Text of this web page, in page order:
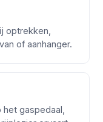
optrekken,
of aanhanger.
gaspedaal,